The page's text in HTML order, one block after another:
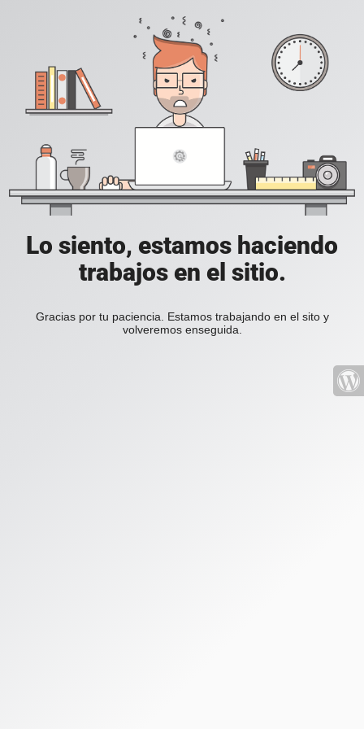
Lo siento, estamos haciendo
trabajos en el sitio.
Gracias por tu paciencia. Estamos trabajando en el sito y
volveremos enseguida.